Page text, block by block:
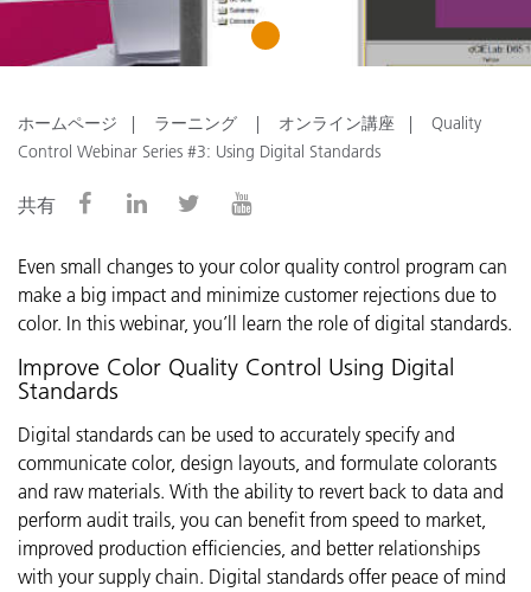
1
ホームページ ラーニング オンライン講座
Quality
Control Webinar Series #3: Using Digital Standards
共有
Even small changes to your color quality control program can
make a big impact and minimize customer rejections due to
color. In this webinar, you’ll learn the role of digital standards.
Improve Color Quality Control Using Digital
Standards
Digital standards can be used to accurately specify and
communicate color, design layouts, and formulate colorants
and raw materials. With the ability to revert back to data and
perform audit trails, you can benefit from speed to market,
improved production efficiencies, and better relationships
with your supply chain. Digital standards offer peace of mind